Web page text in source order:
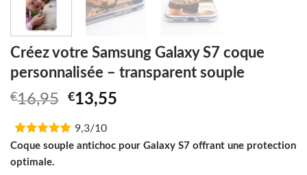
Créez votre Samsung Galaxy S7 coque
personnalisée – transparent souple
€16,95 Original
was:
€16,95.
€13,55
€13,55.
9,3/10
Coque souple antichoc pour Galaxy S7 offrant une protection
optimale.